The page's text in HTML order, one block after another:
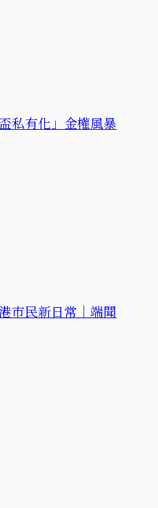
私有化」金權風暴
市民新日常｜端聞